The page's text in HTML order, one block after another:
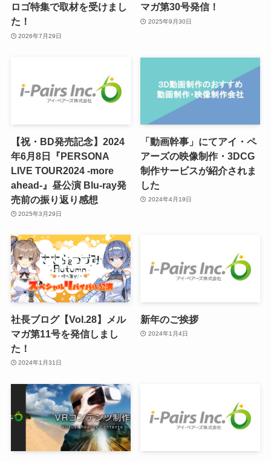
ロゴ特集で取材を受けまし
た！
2026年7月29日
マガ第30号発信！
2025年9月30日
【祝・BD発売記念】2024
年6月8日『PERSONA
LIVE TOUR2024 -more
ahead-』昼公演 Blu-ray発
売前の振り返り感想
2025年3月29日
「動画幹事」にてアイ・ペ
アーズの映像制作・3DCG
制作サービスが紹介されま
した
2024年4月19日
社長ブログ【Vol.28】メル
マガ第11号を発信しまし
た！
2024年1月31日
新年のご挨拶
2024年1月4日